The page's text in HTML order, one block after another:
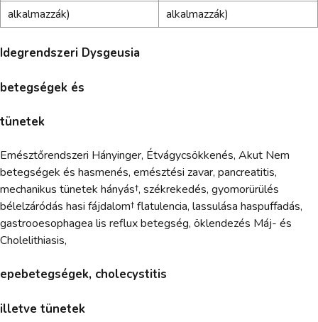
alkalmazzák)
alkalmazzák)
Idegrendszeri Dysgeusia
betegségek és
tünetek
Emésztőrendszeri Hányinger, Étvágycsökkenés, Akut Nem
betegségek és hasmenés, emésztési zavar, pancreatitis,
mechanikus tünetek hányás†, székrekedés, gyomorürülés
bélelzáródás hasi fájdalom† flatulencia, lassulása haspuffadás,
gastrooesophagea lis reflux betegség, öklendezés Máj- és
Cholelithiasis,
epebetegségek, cholecystitis
illetve tünetek